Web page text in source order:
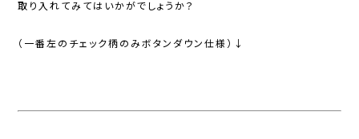
取り入れてみてはいかがでしょうか？
（一番左のチェック柄のみボタンダウン仕様）↓